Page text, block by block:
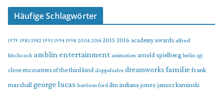
Häufige Schlagwörter
1979 1981 1982 1993 1994 1998 2004 2014 2015 2016 academy awards alfred
hitchcock amblin entertainment animation arnold spielberg berlin cgi
close encounters of the third kind doppelsalve dreamworks familie frank
marshallgeorge lucas harrison ford ilm indiana jones janusz kaminski